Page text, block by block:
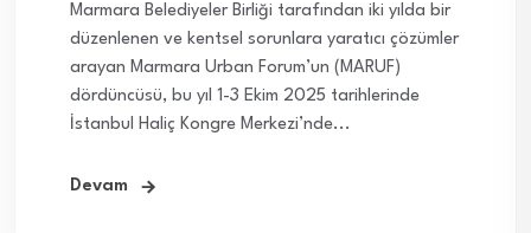
Marmara Belediyeler Birliği tarafından iki yılda bir
düzenlenen ve kentsel sorunlara yaratıcı çözümler
arayan Marmara Urban Forum’un (MARUF)
dördüncüsü, bu yıl 1-3 Ekim 2025 tarihlerinde
İstanbul Haliç Kongre Merkezi’nde...
Devam